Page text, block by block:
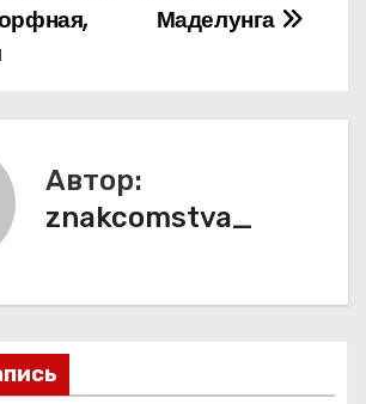
Маделунга
Автор:
znakcomstva_